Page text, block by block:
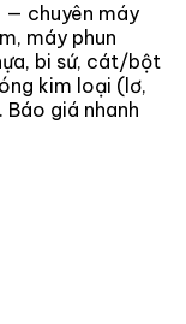
— chuyên máy
máy phun
bi sứ, cát/bột
kim loại (lơ,
giá nhanh